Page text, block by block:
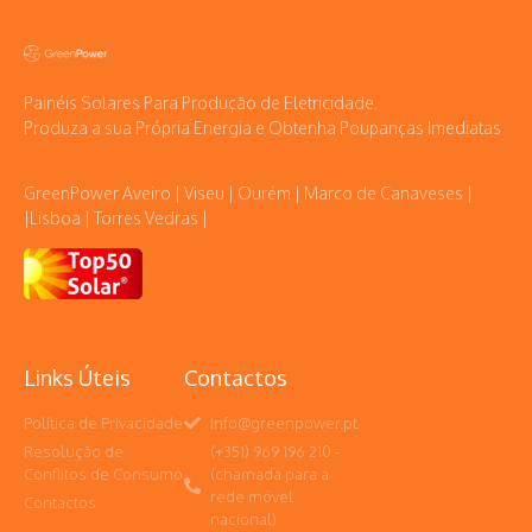
Painéis Solares Para Produção de Eletricidade.
Produza a sua Própria Energia e Obtenha Poupanças Imediatas
GreenPower Aveiro | Viseu | Ourém | Marco de Canaveses |
|Lisboa | Torres Vedras |
Links Úteis
Política de Privacidade
Resolução de
Conflitos de Consumo
Contactos
Contactos
Info@greenpower.pt
(+351) 969 196 210 -
(chamada para a
rede móvel
nacional)